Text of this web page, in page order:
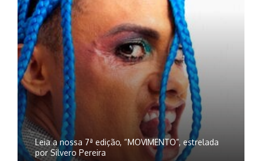
Leia a nossa 7ª edição, “MOVIMENTO”, estrelada
por Silvero Pereira